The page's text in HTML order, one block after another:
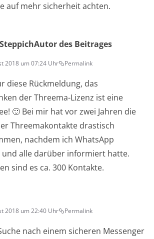
auf mehr sicherheit achten.
Autor des Beitrages
2018 um 07:24 Uhr Permalink
diese Rückmeldung, das
der Threema-Lizenz ist eine
🙂 Bei mir hat vor zwei Jahren die
Threemakontakte drastisch
nachdem ich WhatsApp
und alle darüber informiert hatte.
sind es ca. 300 Kontakte.
2018 um 22:40 Uhr Permalink
nach einem sicheren Messenger